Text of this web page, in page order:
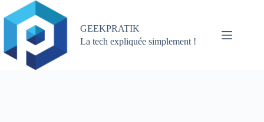
au
contenu
GEEKPRATIK
La tech expliquée simplement !